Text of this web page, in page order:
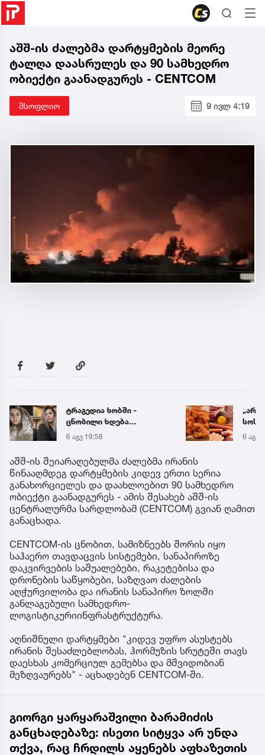
აშშ-ის ძალებმა დარტყმების მეორე
ტალღა დაასრულეს და 90 სამხედრო
ობიექტი გაანადგურეს - CENTCOM
მსოფლიო 9 ივლ 4:19
ტრაგედია ხობში -
ცნობილი ხდება
დაღუპული დედა-შვილის
ვინაობა
6 აგვ 19:58 6 აგვ
აშშ-ის შეიარაღებულმა ძალებმა ირანის
წინააღმდეგ დარტყმების კიდევ ერთი სერია
განახორციელეს და დაახლოებით 90 სამხედრო
ობიექტი გაანადგურეს - ამის შესახებ აშშ-ის
ცენტრალურმა სარდლობამ (CENTCOM) გვიან ღამით
განაცხადა.
CENTCOM-ის ცნობით, სამიზნეებს შორის იყო
საჰაერო თავდაცვის სისტემები, სანაპიროზე
დაკვირვების საშუალებები, რაკეტებისა და
დრონების საწყობები, საზღვაო ძალების
აღჭურვილობა და ირანის სანაპირო ზოლში
განლაგებული სამხედრო-
ლოგისტიკურიინფრასტრუქტურა.
აღნიშნული დარტყმები "კიდევ უფრო ასუსტებს
ირანის შესაძლებლობას, ჰორმუზის სრუტეში თავს
დაესხას კომერციულ გემებსა და მშვიდობიან
მეზღვაურებს" - აცხადებენ CENTCOM-ში.
გიორგი ყარყარაშვილი ბარამიძის
განცხადებაზე: ისეთი სიტყვა არ უნდა
თქვა, რაც ჩრდილს აყენებს აფხაზეთის